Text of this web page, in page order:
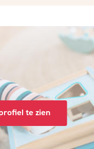
te zien